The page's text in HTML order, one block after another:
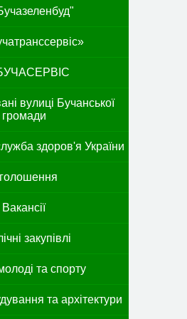
вулиці Бучанської
громади
здоров'я України
Вакансії
закупівлі
та спорту
та архітектури